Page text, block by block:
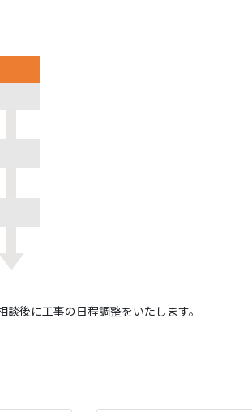
後に工事の日程調整をいたします。